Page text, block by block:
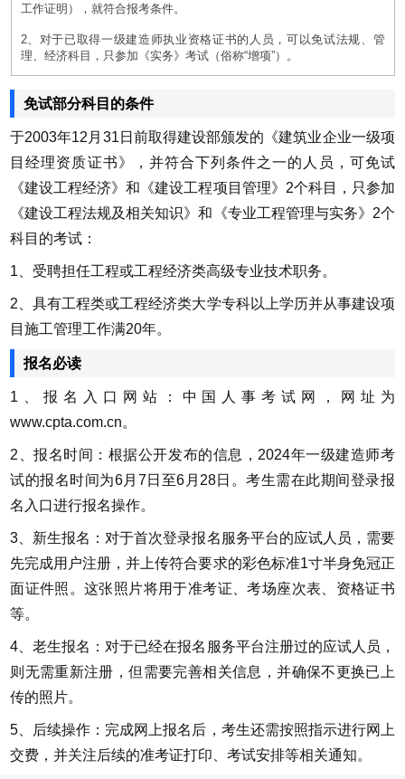
工作证明），就符合报考条件。
2、对于已取得一级建造师执业资格证书的人员，可以免试法规、管
理、经济科目，只参加《实务》考试（俗称“增项”）。
免试部分科目的条件
于2003年12月31日前取得建设部颁发的《建筑业企业一级项
目经理资质证书》，并符合下列条件之一的人员，可免试
《建设工程经济》和《建设工程项目管理》2个科目，只参加
《建设工程法规及相关知识》和《专业工程管理与实务》2个
科目的考试：
1、受聘担任工程或工程经济类高级专业技术职务。
2、具有工程类或工程经济类大学专科以上学历并从事建设项
目施工管理工作满20年。
报名必读
1、报名入口网站：中国人事考试网，网址为
www.cpta.com.cn。
2、报名时间：根据公开发布的信息，2024年一级建造师考
试的报名时间为6月7日至6月28日。考生需在此期间登录报
名入口进行报名操作。
3、新生报名：对于首次登录报名服务平台的应试人员，需要
先完成用户注册，并上传符合要求的彩色标准1寸半身免冠正
面证件照。这张照片将用于准考证、考场座次表、资格证书
等。
4、老生报名：对于已经在报名服务平台注册过的应试人员，
则无需重新注册，但需要完善相关信息，并确保不更换已上
传的照片。
5、后续操作：完成网上报名后，考生还需按照指示进行网上
交费，并关注后续的准考证打印、考试安排等相关通知。